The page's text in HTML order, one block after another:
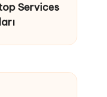
Services